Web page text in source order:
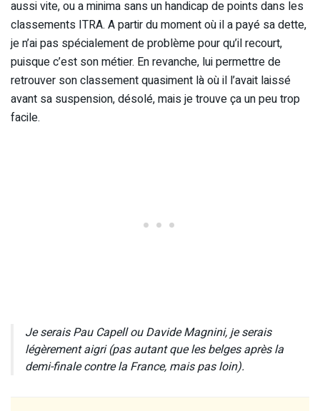
aussi vite, ou a minima sans un handicap de points dans les
classements ITRA. A partir du moment où il a payé sa dette,
je n’ai pas spécialement de problème pour qu’il recourt,
puisque c’est son métier. En revanche, lui permettre de
retrouver son classement quasiment là où il l’avait laissé
avant sa suspension, désolé, mais je trouve ça un peu trop
facile.
Je serais Pau Capell ou Davide Magnini, je serais
légèrement aigri (pas autant que les belges après la
demi-finale contre la France, mais pas loin).